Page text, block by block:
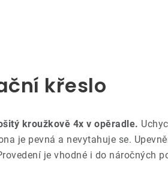
křeslo
kroužkově 4x v opěradle.
je pevná a nevytahuje se.
je vhodné i do náročných